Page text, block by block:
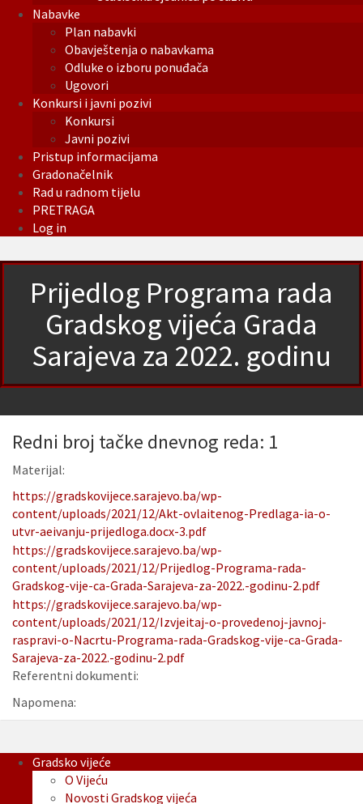
Nabavke
Plan nabavki
Obavještenja o nabavkama
Odluke o izboru ponuđača
Ugovori
Konkursi i javni pozivi
Konkursi
Javni pozivi
Pristup informacijama
Gradonačelnik
Rad u radnom tijelu
PRETRAGA
Log in
Prijedlog Programa rada
Gradskog vijeća Grada
Sarajeva za 2022. godinu
Redni broj tačke dnevnog reda: 1
Materijal:
https://gradskovijece.sarajevo.ba/wp-
content/uploads/2021/12/Akt-ovlaitenog-Predlaga-ia-o-
utvr-aeivanju-prijedloga.docx-3.pdf
https://gradskovijece.sarajevo.ba/wp-
content/uploads/2021/12/Prijedlog-Programa-rada-
Gradskog-vije-ca-Grada-Sarajeva-za-2022.-godinu-2.pdf
https://gradskovijece.sarajevo.ba/wp-
content/uploads/2021/12/Izvjeitaj-o-provedenoj-javnoj-
raspravi-o-Nacrtu-Programa-rada-Gradskog-vije-ca-Grada-
Sarajeva-za-2022.-godinu-2.pdf
Referentni dokumenti:
Napomena:
Gradsko vijeće
O Vijeću
Novosti Gradskog vijeća